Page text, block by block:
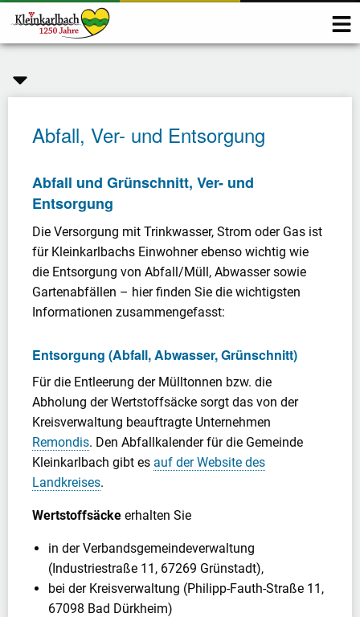
Abfall, Ver- und Entsorgung
Abfall und Grünschnitt, Ver- und
Entsorgung
Die Versorgung mit Trinkwasser, Strom oder Gas ist
für Kleinkarlbachs Einwohner ebenso wichtig wie
die Entsorgung von Abfall/Müll, Abwasser sowie
Gartenabfällen – hier finden Sie die wichtigsten
Informationen zusammengefasst:
Entsorgung (Abfall, Abwasser, Grünschnitt)
Für die Entleerung der Mülltonnen bzw. die
Abholung der Wertstoffsäcke sorgt das von der
Kreisverwaltung beauftragte Unternehmen
Remondis. Den Abfallkalender für die Gemeinde
Kleinkarlbach gibt es auf der Website des
Landkreises.
Wertstoffsäcke erhalten Sie
in der Verbandsgemeindeverwaltung
(Industriestraße 11, 67269 Grünstadt),
bei der Kreisverwaltung (Philipp-Fauth-Straße 11,
67098 Bad Dürkheim)